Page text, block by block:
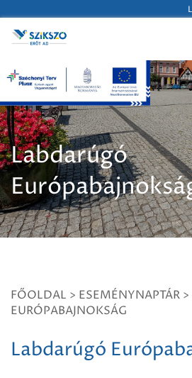
Labdarúgó
FŐOLDAL > ESEMÉNYNAPTÁR >
EURÓPABAJNOKSÁG
Labdarúgó